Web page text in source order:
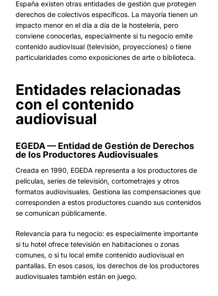
España existen otras entidades de gestión que protegen
derechos de colectivos específicos. La mayoría tienen un
impacto menor en el día a día de la hostelería, pero
conviene conocerlas, especialmente si tu negocio emite
contenido audiovisual (televisión, proyecciones) o tiene
particularidades como exposiciones de arte o biblioteca.
Entidades relacionadas
con el contenido
audiovisual
EGEDA — Entidad de Gestión de Derechos
de los Productores Audiovisuales
Creada en 1990, EGEDA representa a los productores de
películas, series de televisión, cortometrajes y otros
formatos audiovisuales. Gestiona las compensaciones que
corresponden a estos productores cuando sus contenidos
se comunican públicamente.
Relevancia para tu negocio: es especialmente importante
si tu hotel ofrece televisión en habitaciones o zonas
comunes, o si tu local emite contenido audiovisual en
pantallas. En esos casos, los derechos de los productores
audiovisuales también están en juego.